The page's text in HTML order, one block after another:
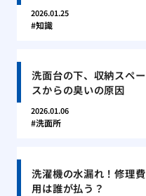
2026.01.25
知識
洗面台の下、収納スペー
スからの臭いの原因
2026.01.06
洗面所
洗濯機の水漏れ！修理費
用は誰が払う？